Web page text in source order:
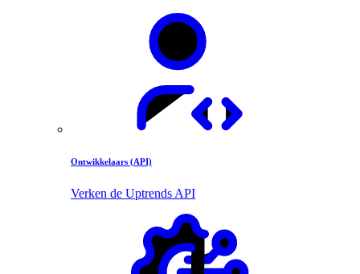
Ontwikkelaars (API)
Verken de Uptrends API